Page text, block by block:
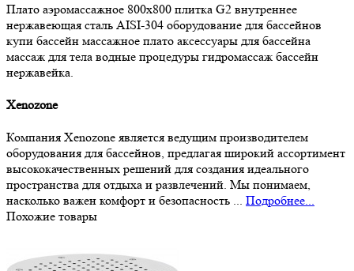
Плато аэромассажное 800х800 плитка G2 внутреннее
нержавеющая сталь AISI-304 оборудование для бассейнов
купи бассейн массажное плато аксессуары для бассейна
массаж для тела водные процедуры гидромассаж бассейн
нержавейка.
Xenozone
Компания Xenozone является ведущим производителем
оборудования для бассейнов, предлагая широкий ассортимент
высококачественных решений для создания идеального
пространства для отдыха и развлечений. Мы понимаем,
насколько важен комфорт и безопасность ... Подробнее...
Похожие товары